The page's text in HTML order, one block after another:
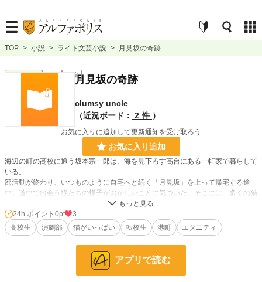
TOP > 小説 > ライト文芸小説 > 月見坂の奇跡
ライト文芸 完結 短編月見坂の奇跡
clumsy uncle
（近況ボード： 2 件 ）
お気に入りに追加して更新通知を受け取ろう
お気に入り追加
海辺の町の高校に通う坂本宗一郎は、海を見下ろす高台にある一軒家で暮らして
いる。
部活動が終わり、いつものように自宅へと続く「月見坂」を上って帰宅する途
中、道中で出会う猫たちの様子がおかしいことに気づいた。そこには、多くの猫
たちに囲まれ、うずくまる一匹の灰色の猫の姿があった。
小説 228,847 位 / 228,847 件
9,587 位 / 9,587 件
24h.ポイント 0pt
3
高校生
演劇部 猫がいっぱい 転校生 港町 エタニティ
アプリで読む